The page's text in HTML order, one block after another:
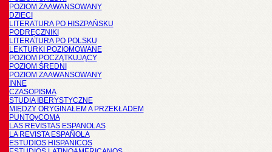
POZIOM ZAAWANSOWANY
DZIECI
LITERATURA PO HISZPAŃSKU
PODRĘCZNIKI
LITERATURA PO POLSKU
LEKTURKI POZIOMOWANE
POZIOM POCZĄTKUJĄCY
POZIOM ŚREDNI
POZIOM ZAAWANSOWANY
INNE
CZASOPISMA
STUDIA IBERYSTYCZNE
MIĘDZY ORYGINAŁEM A PRZEKŁADEM
PUNTOyCOMA
LAS REVISTAS ESPANOLAS
LA REVISTA ESPAÑOLA
ESTUDIOS HISPANICOS